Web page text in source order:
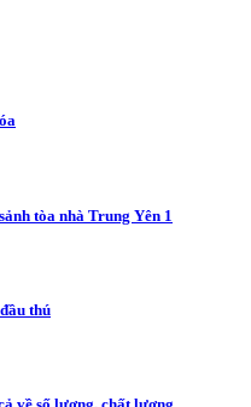
tòa nhà Trung Yên 1
thú